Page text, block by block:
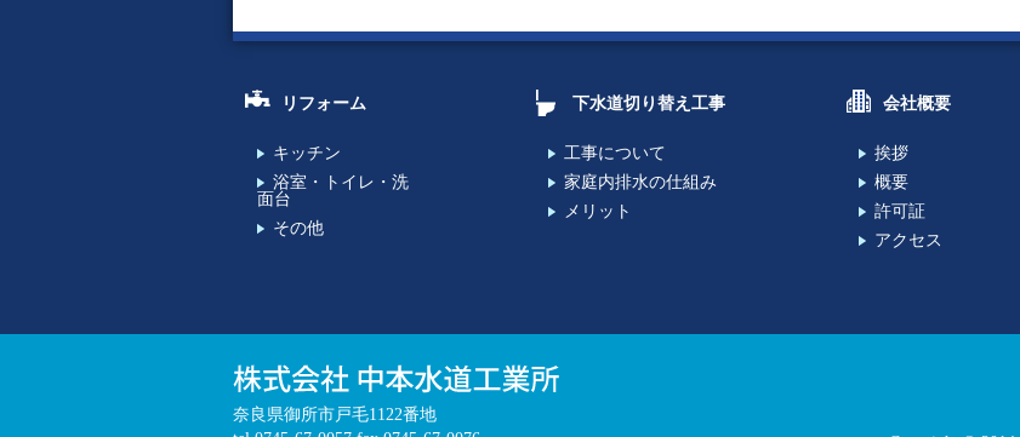
リフォーム
キッチン
浴室・トイレ・洗
面台
その他
下水道切り替え工事
工事について
家庭内排水の仕組み
メリット
会社概要
挨拶
概要
許可証
アクセス
奈良県御所市戸毛1122番地